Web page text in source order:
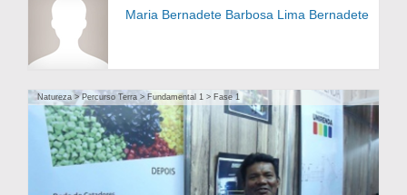
Maria Bernadete Barbosa Lima Bernadete
Natureza > Percurso Terra > Fundamental 1 > Fase 1